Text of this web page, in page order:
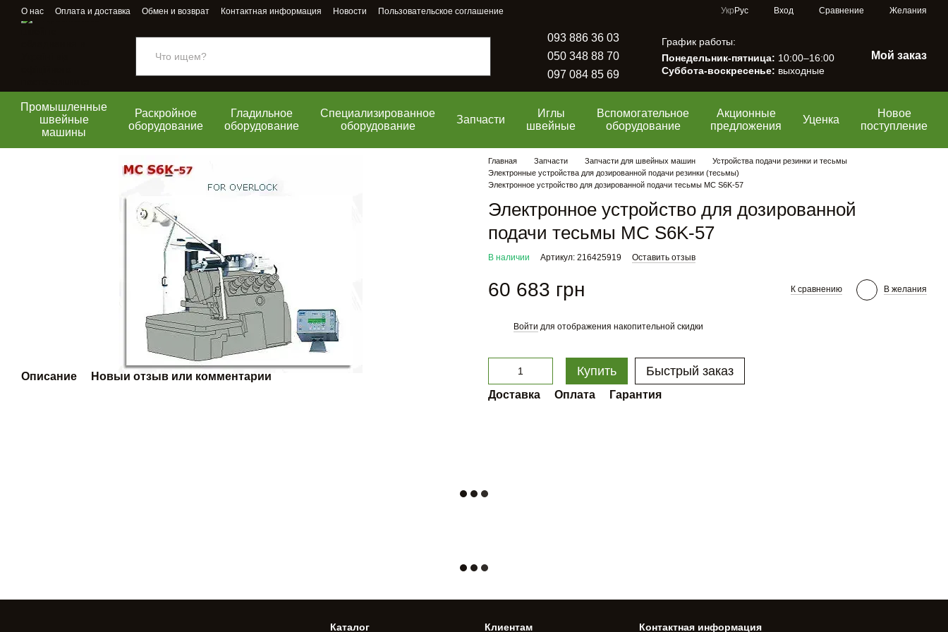
Перейти к основному контенту
О нас Оплата и доставка Обмен и возврат Контактная информация Новости Пользовательское соглашение Укр Рус Вход Сравнение Желания
093 886 36 03
050 348 88 70
097 084 85 69
График работы:
Понедельник-пятница: 10:00–16:00
Суббота-воскресенье: выходные
Мой заказ
Промышленные
швейные
машины
Раскройное
оборудование
Гладильное
оборудование
Специализированное
оборудование
Запчасти
Иглы
швейные
Вспомогательное
оборудование
Акционные
предложения
Уценка
Новое
поступление
Описание Новый отзыв или комментарий
Главная Запчасти Запчасти для швейных машин
Устройства подачи резинки и тесьмы
Электронные устройства для дозированной подачи резинки (тесьмы)
Электронное устройство для дозированной подачи тесьмы MC S6K-57
Электронное устройство для дозированной
подачи тесьмы MC S6K-57
В наличии Артикул: 216425919 Оставить отзыв
60 683 грн К сравнению В желания
Войти для отображения накопительной скидки
Купить Быстрый заказ
Доставка Оплата Гарантия
Каталог Клиентам Контактная информация